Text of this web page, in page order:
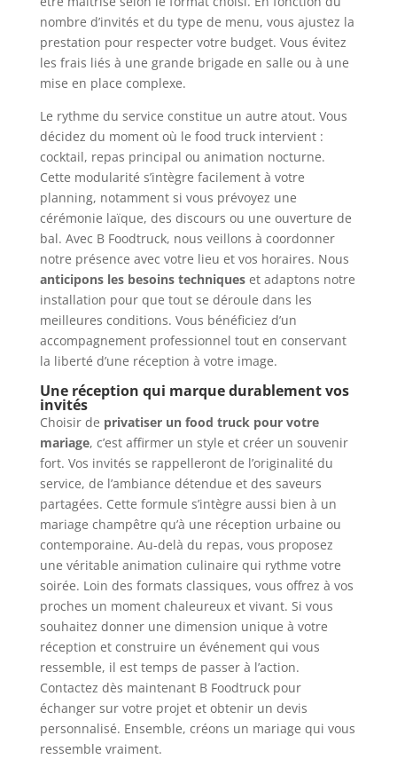
nombre d’invités et du type de menu, vous ajustez la
prestation pour respecter votre budget. Vous évitez
les frais liés à une grande brigade en salle ou à une
mise en place complexe.
Le rythme du service constitue un autre atout. Vous
décidez du moment où le food truck intervient :
cocktail, repas principal ou animation nocturne.
Cette modularité s’intègre facilement à votre
planning, notamment si vous prévoyez une
cérémonie laïque, des discours ou une ouverture de
bal. Avec B Foodtruck, nous veillons à coordonner
notre présence avec votre lieu et vos horaires. Nous
anticipons les besoins techniqueset adaptons notre
installation pour que tout se déroule dans les
meilleures conditions. Vous bénéficiez d’un
accompagnement professionnel tout en conservant
la liberté d’une réception à votre image.
Une réception qui marque durablement vos
invités
Choisir de privatiser un food truck pour votre
mariage, c’est affirmer un style et créer un souvenir
fort. Vos invités se rappelleront de l’originalité du
service, de l’ambiance détendue et des saveurs
partagées. Cette formule s’intègre aussi bien à un
mariage champêtre qu’à une réception urbaine ou
contemporaine. Au-delà du repas, vous proposez
une véritable animation culinaire qui rythme votre
soirée. Loin des formats classiques, vous offrez à vos
proches un moment chaleureux et vivant. Si vous
souhaitez donner une dimension unique à votre
réception et construire un événement qui vous
ressemble, il est temps de passer à l’action.
Contactez dès maintenant B Foodtruck pour
échanger sur votre projet et obtenir un devis
personnalisé. Ensemble, créons un mariage qui vous
ressemble vraiment.